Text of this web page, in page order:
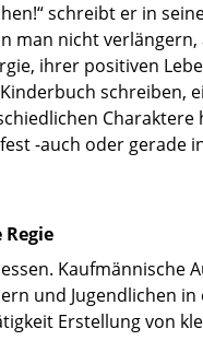
schreibt er in
man nicht
ihrer positiven
schreiben,
-auch oder gerade
Kaufmännische
und Jugendlichen
Erstellung von